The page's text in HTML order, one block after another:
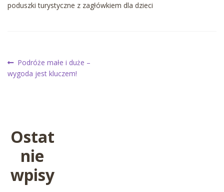
poduszki turystyczne z zagłówkiem dla dzieci
Nawigacja
Poprzedni
wpis:
Podróże małe i duże –
wygoda jest kluczem!
Ostat
nie
wpisy